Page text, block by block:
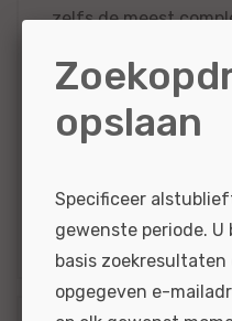
zelfs de meest
alles...
BEKIJKEN
opslaan
Specificeer
gewenste periode.
basis
opgegeven e-